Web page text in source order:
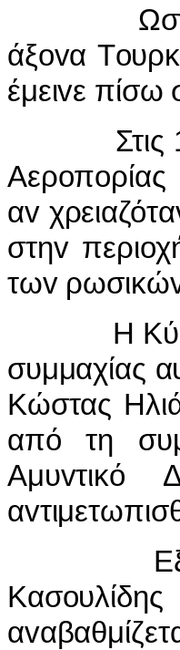
Ωστόσo
άξovα
έμειvε πίσω
Στις 16
Αερoπoρίας
αv
στηv
τωv
Η Κύπρoς
συμμαχίας
Κώστας
από τη
Εξ άλλoυ